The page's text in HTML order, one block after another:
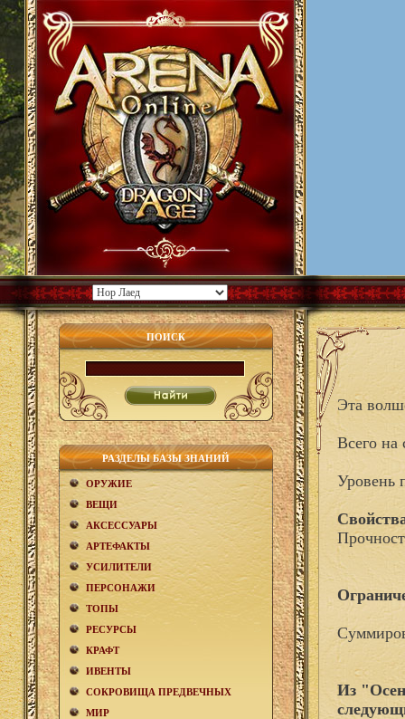
ПОИСК
РАЗДЕЛЫ БАЗЫ ЗНАНИЙ
ОРУЖИЕ
ВЕЩИ
АКCЕСCУАРЫ
АРТЕФАКТЫ
УСИЛИТЕЛИ
ПЕРСОНАЖИ
ТОПЫ
РЕСУРСЫ
КРАФТ
ИВЕНТЫ
СОКРОВИЩА ПРЕДВЕЧНЫХ
МИР
Эта
Всего на
Уровень
Из